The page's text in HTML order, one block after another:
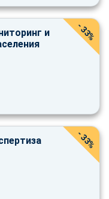
и
- 33%
- 33%
мессенджер!